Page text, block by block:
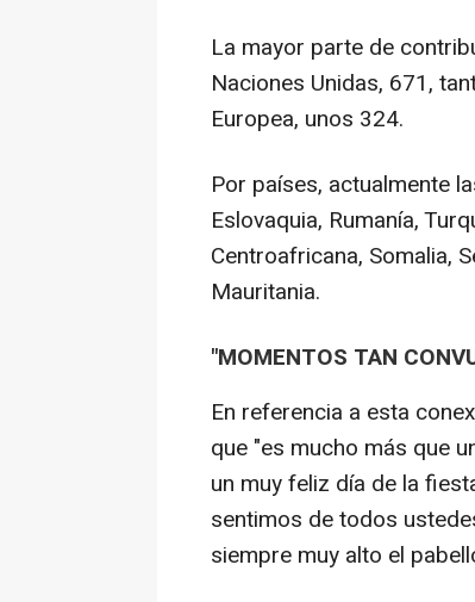
La mayor parte de
Naciones Unidas, 671,
Europea, unos 324.
Por países, actualmente
Eslovaquia, Rumanía,
Centroafricana, Somalia,
Mauritania.
"MOMENTOS TAN
En referencia a esta
que "es mucho más que
un muy feliz día de la
sentimos de todos
siempre muy alto el